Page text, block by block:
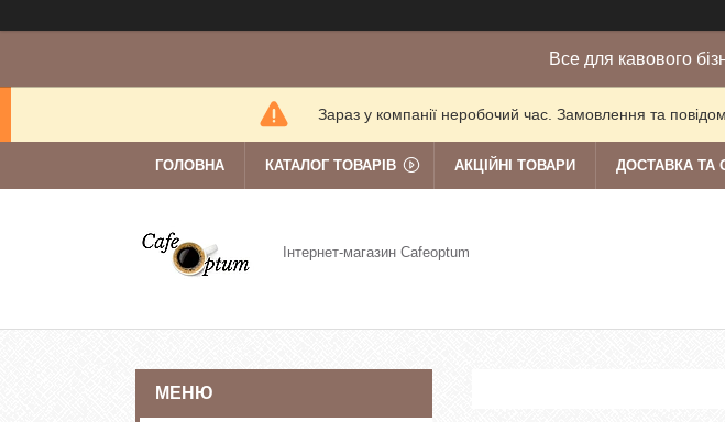
Все для кавового
Зараз у компанії неробочий час. Замовлення та
ГОЛОВНА КАТАЛОГ ТОВАРІВ АКЦІЙНІ ТОВАРИ ДОСТАВКА ТА
Інтернет-магазин Cafeoptum